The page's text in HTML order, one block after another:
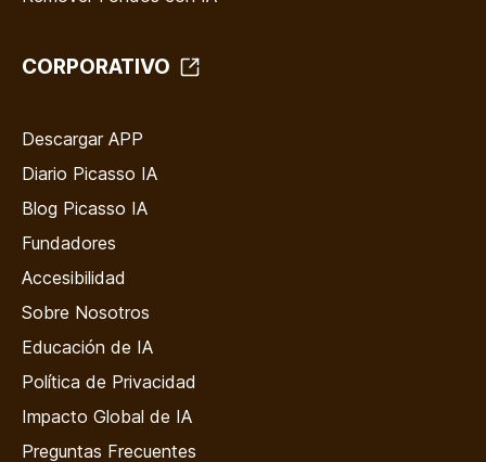
CORPORATIVO
Descargar APP
Diario Picasso IA
Blog Picasso IA
Fundadores
Accesibilidad
Sobre Nosotros
Educación de IA
Política de Privacidad
Impacto Global de IA
Preguntas Frecuentes